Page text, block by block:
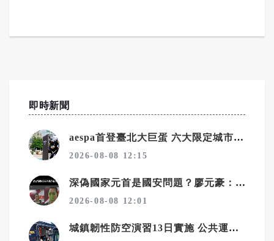
即時新聞
aespa首登臺北大巨蛋 六大限定城市應援開跑
2026-08-08 12:15
深偽國家元首是國安問題？廖元豪：違法才有問題
2026-08-08 12:01
城鎮韌性防空演習13日實施 公共運輸配合管制請提前規劃行程